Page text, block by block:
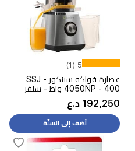
5 (1)
عصارة فواكه سينكور - SSJ
4050NP - 400 واط - سلفر
192,250 د.ع
أضف إلى السلّة